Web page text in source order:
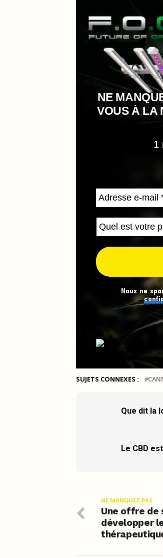
NE
VOUS À LA
1
Nous ne
SUJETS CONNEXES :
Que dit la
Le CBD
NE MANQUEZ PAS
Une offre de
développer